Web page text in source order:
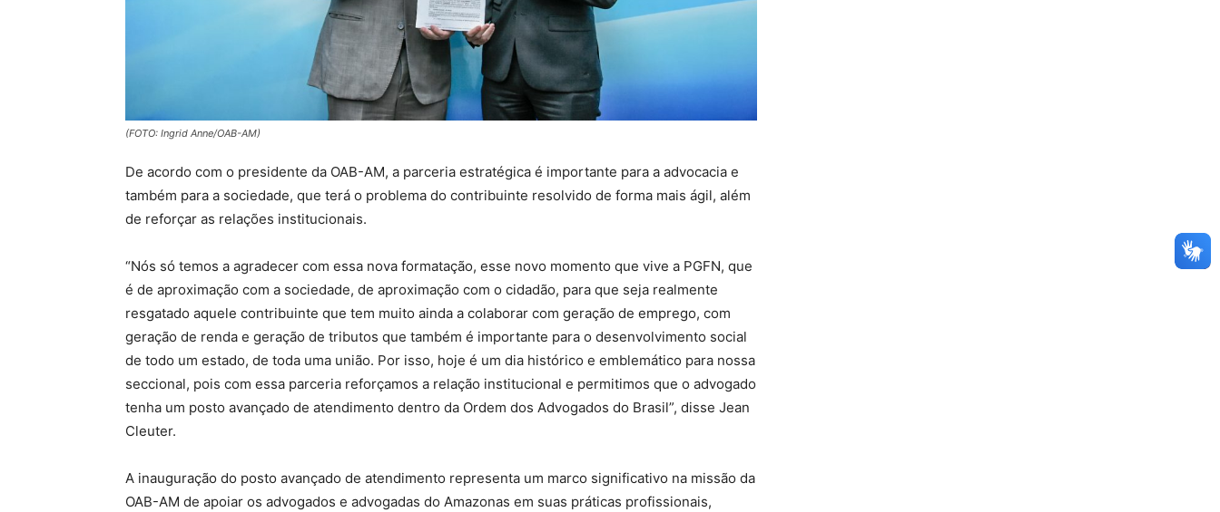
(FOTO: Ingrid Anne/OAB-AM)
De acordo com o presidente da OAB-AM, a parceria estratégica é importante para a advocacia e
também para a sociedade, que terá o problema do contribuinte resolvido de forma mais ágil, além
de reforçar as relações institucionais.
“Nós só temos a agradecer com essa nova formatação, esse novo momento que vive a PGFN, que
é de aproximação com a sociedade, de aproximação com o cidadão, para que seja realmente
resgatado aquele contribuinte que tem muito ainda a colaborar com geração de emprego, com
geração de renda e geração de tributos que também é importante para o desenvolvimento social
de todo um estado, de toda uma união. Por isso, hoje é um dia histórico e emblemático para nossa
seccional, pois com essa parceria reforçamos a relação institucional e permitimos que o advogado
tenha um posto avançado de atendimento dentro da Ordem dos Advogados do Brasil”, disse Jean
Cleuter.
A inauguração do posto avançado de atendimento representa um marco significativo na missão da
OAB-AM de apoiar os advogados e advogadas do Amazonas em suas práticas profissionais,